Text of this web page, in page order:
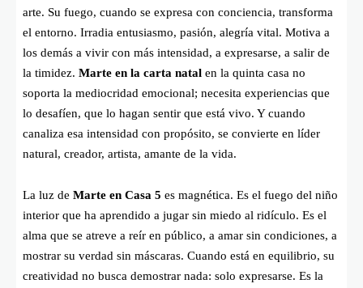
arte. Su fuego, cuando se expresa con conciencia, transforma
el entorno. Irradia entusiasmo, pasión, alegría vital. Motiva a
los demás a vivir con más intensidad, a expresarse, a salir de
la timidez. Marte en la carta natal en la quinta casa no
soporta la mediocridad emocional; necesita experiencias que
lo desafíen, que lo hagan sentir que está vivo. Y cuando
canaliza esa intensidad con propósito, se convierte en líder
natural, creador, artista, amante de la vida.
La luz de Marte en Casa 5 es magnética. Es el fuego del niño
interior que ha aprendido a jugar sin miedo al ridículo. Es el
alma que se atreve a reír en público, a amar sin condiciones, a
mostrar su verdad sin máscaras. Cuando está en equilibrio, su
creatividad no busca demostrar nada: solo expresarse. Es la